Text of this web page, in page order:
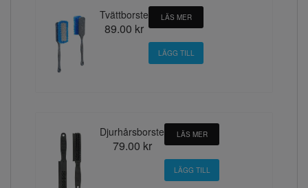
Tvättborste
89.00 kr
LÄS MER
Djurhårsborste
79.00 kr
LÄS MER